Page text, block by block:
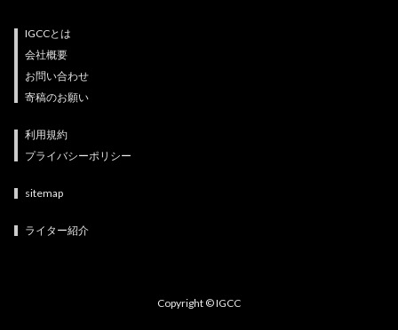
IGCCとは
会社概要
お問い合わせ
寄稿のお願い
利用規約
プライバシーポリシー
sitemap
ライター紹介
Copyright © IGCC